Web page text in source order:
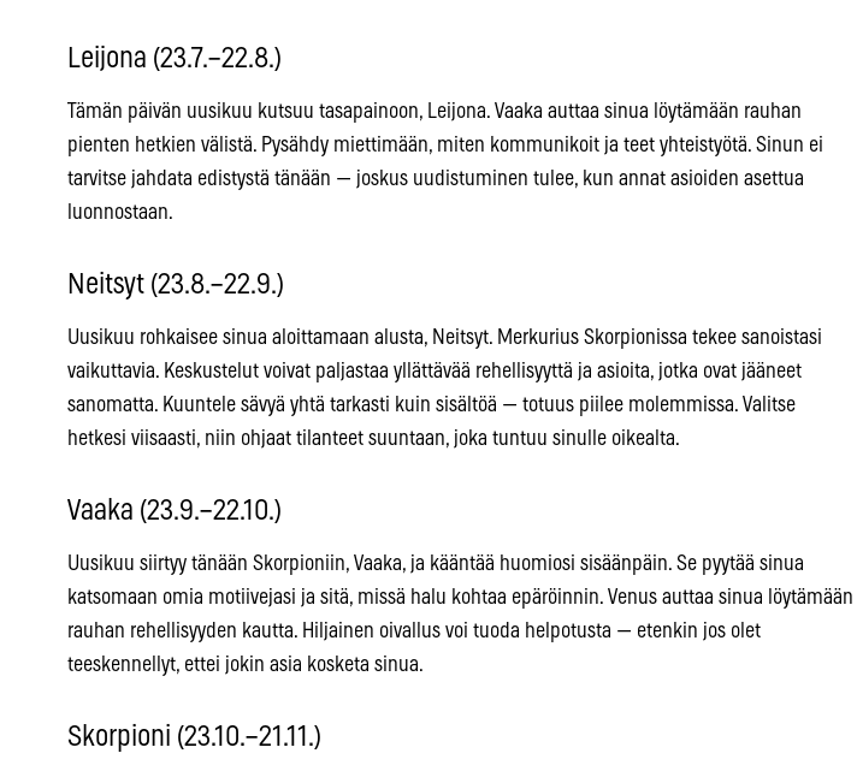
Leijona (23.7.–22.8.)
Tämän päivän uusikuu kutsuu tasapainoon, Leijona. Vaaka auttaa sinua löytämään rauhan
pienten hetkien välistä. Pysähdy miettimään, miten kommunikoit ja teet yhteistyötä. Sinun ei
tarvitse jahdata edistystä tänään — joskus uudistuminen tulee, kun annat asioiden asettua
luonnostaan.
Neitsyt (23.8.–22.9.)
Uusikuu rohkaisee sinua aloittamaan alusta, Neitsyt. Merkurius Skorpionissa tekee sanoistasi
vaikuttavia. Keskustelut voivat paljastaa yllättävää rehellisyyttä ja asioita, jotka ovat jääneet
sanomatta. Kuuntele sävyä yhtä tarkasti kuin sisältöä — totuus piilee molemmissa. Valitse
hetkesi viisaasti, niin ohjaat tilanteet suuntaan, joka tuntuu sinulle oikealta.
Vaaka (23.9.–22.10.)
Uusikuu siirtyy tänään Skorpioniin, Vaaka, ja kääntää huomiosi sisäänpäin. Se pyytää sinua
katsomaan omia motiivejasi ja sitä, missä halu kohtaa epäröinnin. Venus auttaa sinua löytämään
rauhan rehellisyyden kautta. Hiljainen oivallus voi tuoda helpotusta — etenkin jos olet
teeskennellyt, ettei jokin asia kosketa sinua.
Skorpioni (23.10.–21.11.)